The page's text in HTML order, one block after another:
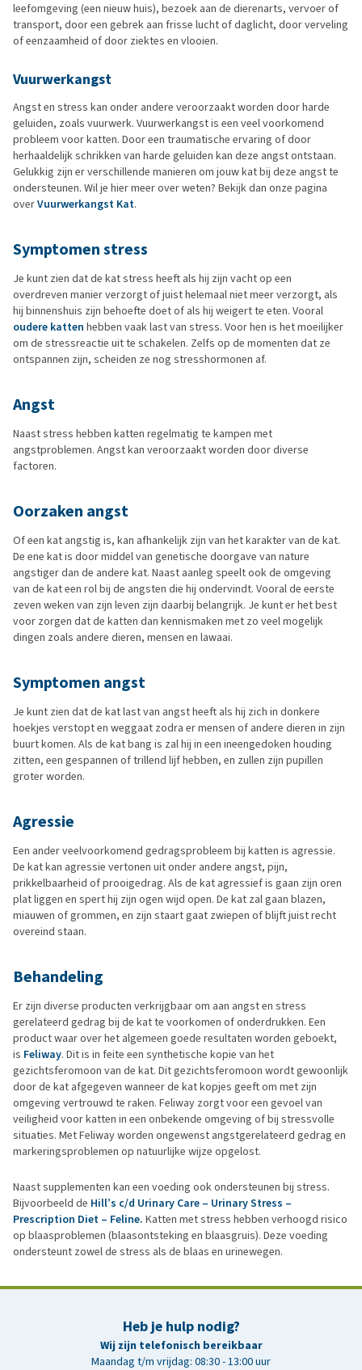
leefomgeving (een nieuw huis), bezoek aan de dierenarts, vervoer of
transport, door een gebrek aan frisse lucht of daglicht, door verveling
of eenzaamheid of door ziektes en vlooien.
Vuurwerkangst
Angst en stress kan onder andere veroorzaakt worden door harde
geluiden, zoals vuurwerk. Vuurwerkangst is een veel voorkomend
probleem voor katten. Door een traumatische ervaring of door
herhaaldelijk schrikken van harde geluiden kan deze angst ontstaan.
Gelukkig zijn er verschillende manieren om jouw kat bij deze angst te
ondersteunen. Wil je hier meer over weten? Bekijk dan onze pagina
overVuurwerkangst Kat.
Symptomen stress
Je kunt zien dat de kat stress heeft als hij zijn vacht op een
overdreven manier verzorgt of juist helemaal niet meer verzorgt, als
hij binnenshuis zijn behoefte doet of als hij weigert te eten. Vooral
oudere katten hebben vaak last van stress. Voor hen is het moeilijker
om de stressreactie uit te schakelen. Zelfs op de momenten dat ze
ontspannen zijn, scheiden ze nog stresshormonen af.
Angst
Naast stress hebben katten regelmatig te kampen met
angstproblemen. Angst kan veroorzaakt worden door diverse
factoren.
Oorzaken angst
Of een kat angstig is, kan afhankelijk zijn van het karakter van de kat.
De ene kat is door middel van genetische doorgave van nature
angstiger dan de andere kat. Naast aanleg speelt ook de omgeving
van de kat een rol bij de angsten die hij ondervindt. Vooral de eerste
zeven weken van zijn leven zijn daarbij belangrijk. Je kunt er het best
voor zorgen dat de katten dan kennismaken met zo veel mogelijk
dingen zoals andere dieren, mensen en lawaai.
Symptomen angst
Je kunt zien dat de kat last van angst heeft als hij zich in donkere
hoekjes verstopt en weggaat zodra er mensen of andere dieren in zijn
buurt komen. Als de kat bang is zal hij in een ineengedoken houding
zitten, een gespannen of trillend lijf hebben, en zullen zijn pupillen
groter worden.
Agressie
Een ander veelvoorkomend gedragsprobleem bij katten is agressie.
De kat kan agressie vertonen uit onder andere angst, pijn,
prikkelbaarheid of prooigedrag. Als de kat agressief is gaan zijn oren
plat liggen en spert hij zijn ogen wijd open. De kat zal gaan blazen,
miauwen of grommen, en zijn staart gaat zwiepen of blijft juist recht
overeind staan.
Behandeling
Er zijn diverse producten verkrijgbaar om aan angst en stress
gerelateerd gedrag bij de kat te voorkomen of onderdrukken. Een
product waar over het algemeen goede resultaten worden geboekt,
is Feliway. Dit is in feite een synthetische kopie van het
gezichtsferomoon van de kat. Dit gezichtsferomoon wordt gewoonlijk
door de kat afgegeven wanneer de kat kopjes geeft om met zijn
omgeving vertrouwd te raken. Feliway zorgt voor een gevoel van
veiligheid voor katten in een onbekende omgeving of bij stressvolle
situaties. Met Feliway worden ongewenst angstgerelateerd gedrag en
markeringsproblemen op natuurlijke wijze opgelost.
Naast supplementen kan een voeding ook ondersteunen bij stress.
Bijvoorbeeld de Hill’s c/d Urinary Care – Urinary Stress –
Prescription Diet – Feline. Katten met stress hebben verhoogd risico
op blaasproblemen (blaasontsteking en blaasgruis). Deze voeding
ondersteunt zowel de stress als de blaas en urinewegen.
Heb je hulp nodig?
Wij zijn telefonisch bereikbaar
Maandag t/m vrijdag: 08:30 - 13:00 uur